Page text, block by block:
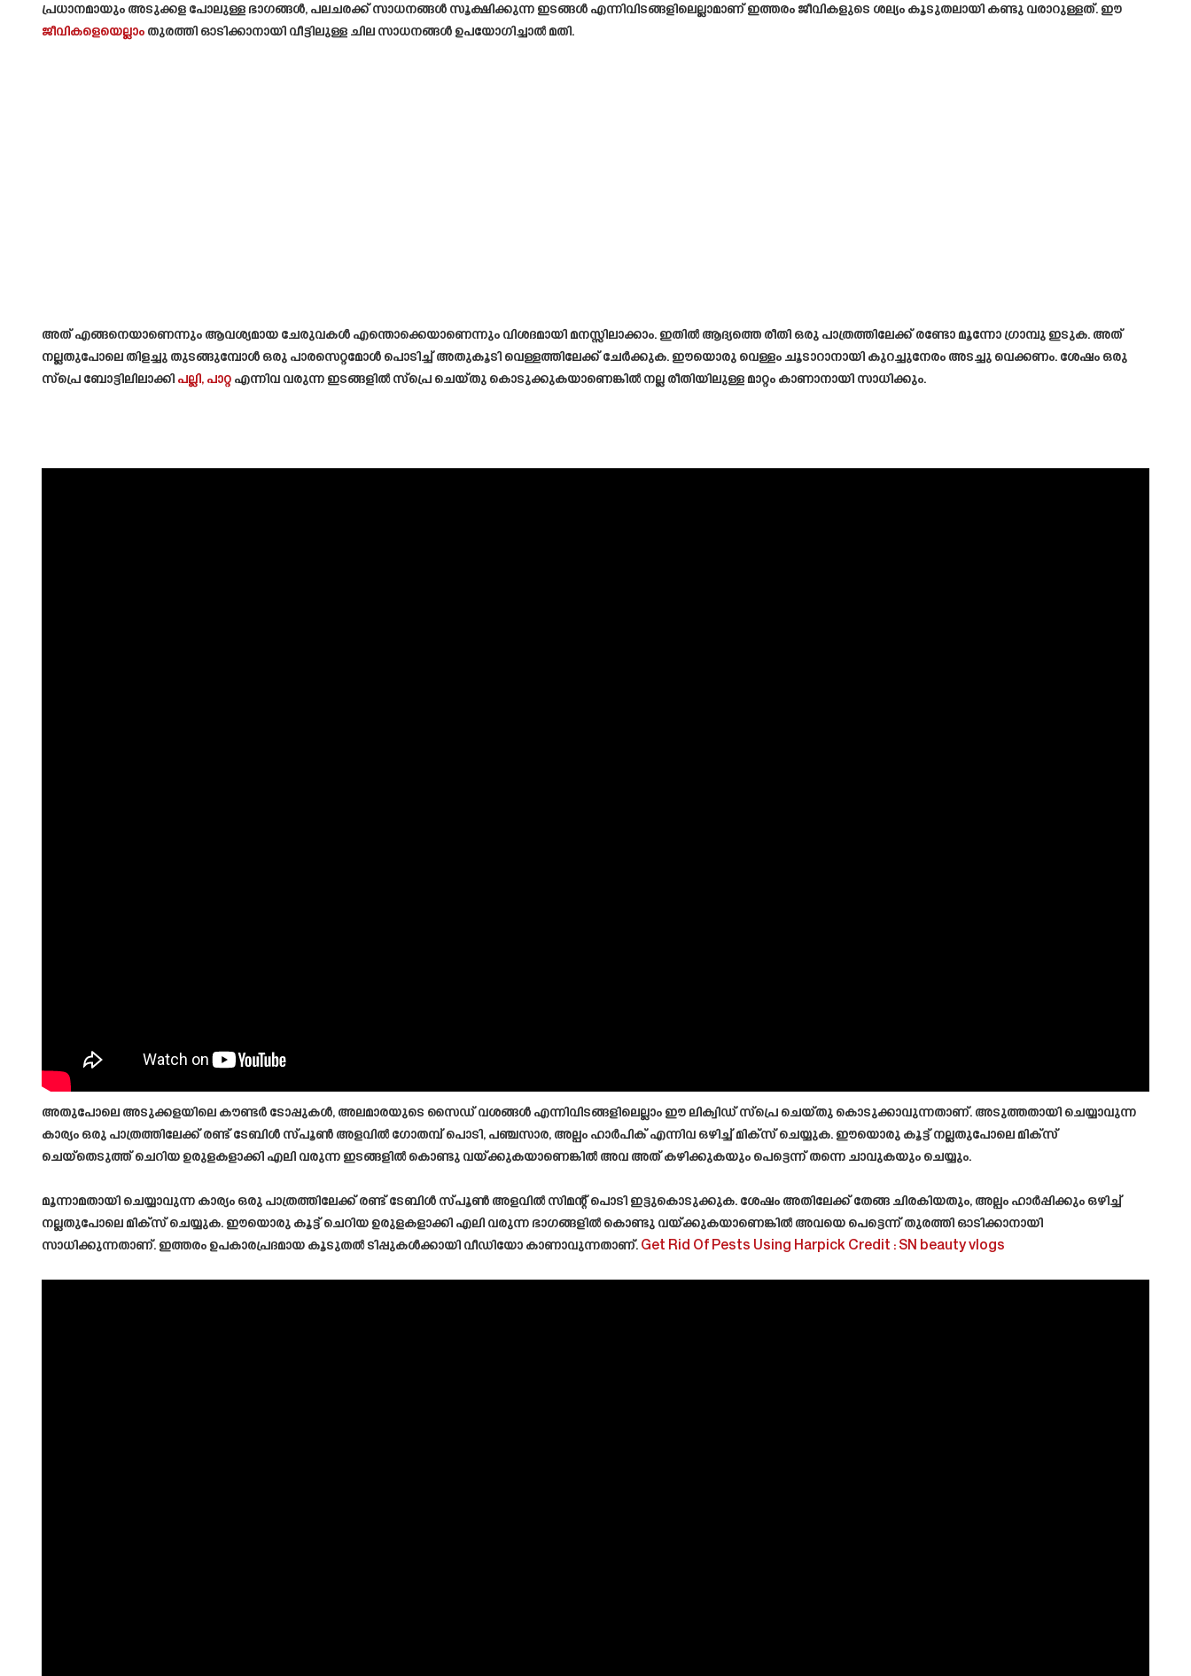
പ്രധാനമായും അടുക്കള പോലുള്ള ഭാഗങ്ങൾ, പലചരക്ക് സാധനങ്ങൾ സൂക്ഷിക്കുന്ന ഇടങ്ങൾ എന്നിവിടങ്ങളിലെല്ലാമാണ് ഇത്തരം ജീവികളുടെ ശല്യം കൂടുതലായി കണ്ടു വരാറുള്ളത്. ഈ
ജീവികളെയെല്ലാം തുരത്തി ഓടിക്കാനായി വീട്ടിലുള്ള ചില സാധനങ്ങൾ ഉപയോഗിച്ചാൽ മതി.
അത് എങ്ങനെയാണെന്നും ആവശ്യമായ ചേരുവകൾ എന്തൊക്കെയാണെന്നും വിശദമായി മനസ്സിലാക്കാം. ഇതിൽ ആദ്യത്തെ രീതി ഒരു പാത്രത്തിലേക്ക് രണ്ടോ മൂന്നോ ഗ്രാമ്പു ഇടുക. അത്
നല്ലതുപോലെ തിളച്ചു തുടങ്ങുമ്പോൾ ഒരു പാരസെറ്റമോൾ പൊടിച്ച് അതുകൂടി വെള്ളത്തിലേക്ക് ചേർക്കുക. ഈയൊരു വെള്ളം ചൂടാറാനായി കുറച്ചുനേരം അടച്ചു വെക്കണം. ശേഷം ഒരു
സ്പ്രെ ബോട്ടിലിലാക്കി പല്ലി, പാറ്റ എന്നിവ വരുന്ന ഇടങ്ങളിൽ സ്പ്രെ ചെയ്തു കൊടുക്കുകയാണെങ്കിൽ നല്ല രീതിയിലുള്ള മാറ്റം കാണാനായി സാധിക്കും.
അതുപോലെ അടുക്കളയിലെ കൗണ്ടർ ടോപ്പുകൾ, അലമാരയുടെ സൈഡ് വശങ്ങൾ എന്നിവിടങ്ങളിലെല്ലാം ഈ ലിക്വിഡ് സ്പ്രെ ചെയ്തു കൊടുക്കാവുന്നതാണ്. അടുത്തതായി ചെയ്യാവുന്ന
കാര്യം ഒരു പാത്രത്തിലേക്ക് രണ്ട് ടേബിൾ സ്പൂൺ അളവിൽ ഗോതമ്പ് പൊടി, പഞ്ചസാര, അല്പം ഹാർപിക് എന്നിവ ഒഴിച്ച് മിക്സ് ചെയ്യുക. ഈയൊരു കൂട്ട് നല്ലതുപോലെ മിക്സ്
ചെയ്തെടുത്ത് ചെറിയ ഉരുളകളാക്കി എലി വരുന്ന ഇടങ്ങളിൽ കൊണ്ടു വയ്ക്കുകയാണെങ്കിൽ അവ അത് കഴിക്കുകയും പെട്ടെന്ന് തന്നെ ചാവുകയും ചെയ്യും.
മൂന്നാമതായി ചെയ്യാവുന്ന കാര്യം ഒരു പാത്രത്തിലേക്ക് രണ്ട് ടേബിൾ സ്പൂൺ അളവിൽ സിമന്റ് പൊടി ഇട്ടുകൊടുക്കുക. ശേഷം അതിലേക്ക് തേങ്ങ ചിരകിയതും, അല്പം ഹാർപ്പിക്കും ഒഴിച്ച്
നല്ലതുപോലെ മിക്സ് ചെയ്യുക. ഈയൊരു കൂട്ട് ചെറിയ ഉരുളകളാക്കി എലി വരുന്ന ഭാഗങ്ങളിൽ കൊണ്ടു വയ്ക്കുകയാണെങ്കിൽ അവയെ പെട്ടെന്ന് തുരത്തി ഓടിക്കാനായി
സാധിക്കുന്നതാണ്. ഇത്തരം ഉപകാരപ്രദമായ കൂടുതൽ ടിപ്പുകൾക്കായി വീഡിയോ കാണാവുന്നതാണ്. Get Rid Of Pests Using Harpick Credit : SN beauty vlogs